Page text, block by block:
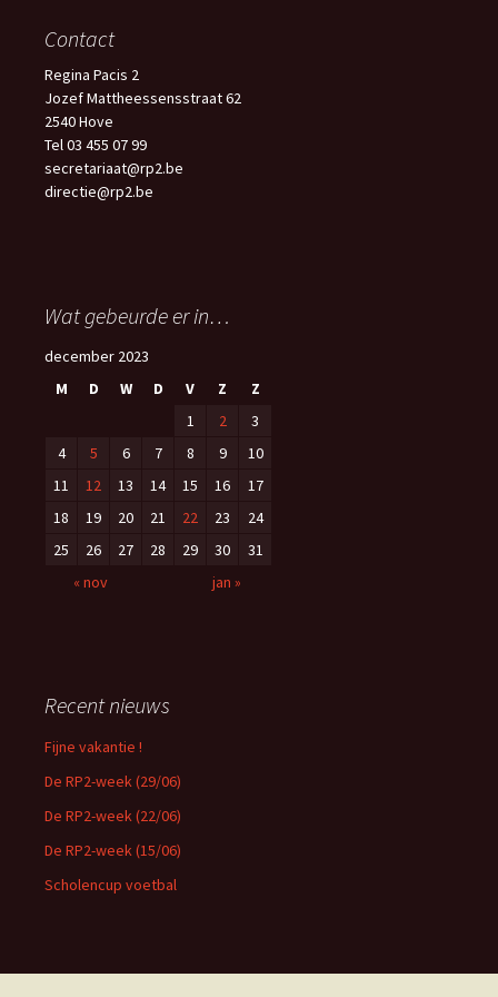
Contact
Regina Pacis 2
Jozef Mattheessensstraat 62
2540 Hove
Tel 03 455 07 99
secretariaat@rp2.be
directie@rp2.be
Wat gebeurde er in…
december 2023
M
D W D V Z
Z
1
2
3
4
5 6 7 8 9
10
11
12 13 14 15 16
17
18
19 20 21 22 23
24
25
26 27 28 29 30
31
« nov
jan »
Recent nieuws
Fijne vakantie !
De RP2-week (29/06)
De RP2-week (22/06)
De RP2-week (15/06)
Scholencup voetbal